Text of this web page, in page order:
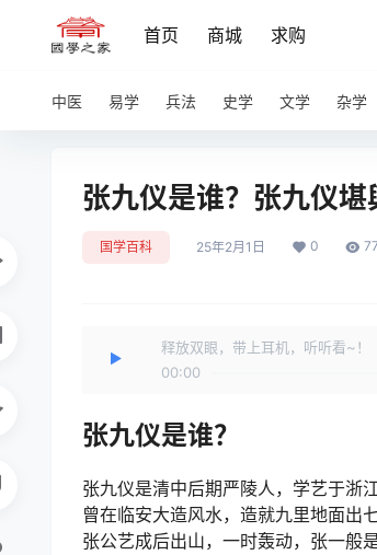
首页 商城 求购
中医 易学 兵法 史学 文学 杂学
张九仪是谁？张九仪堪
国学百科 25年2月1日 0 77
释放双眼，带上耳机，听听看~！
00:00
张九仪是谁？
张九仪是清中后期严陵人，学艺于浙
曾在临安大造风水，造就九里地面出
张公艺成后出山，一时轰动，张一般